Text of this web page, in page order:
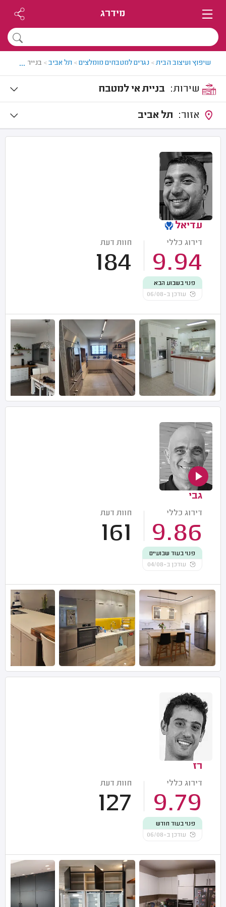
מידרג
שיפוץ ועיצוב הבית> נגרים למטבחים מומלצים> תל אביב> בניית אי
...
בניית אי למטבח
תל אביב
עדיאל
דירוג כללי
9.94
חוות דעת
184
פנוי בשבוע הבא
עודכן ב-06/08
גבי
דירוג כללי
9.86
חוות דעת
161
פנוי בעוד שבועיים
עודכן ב-04/08
רז
דירוג כללי
9.79
חוות דעת
127
פנוי בעוד חודש
עודכן ב-06/08